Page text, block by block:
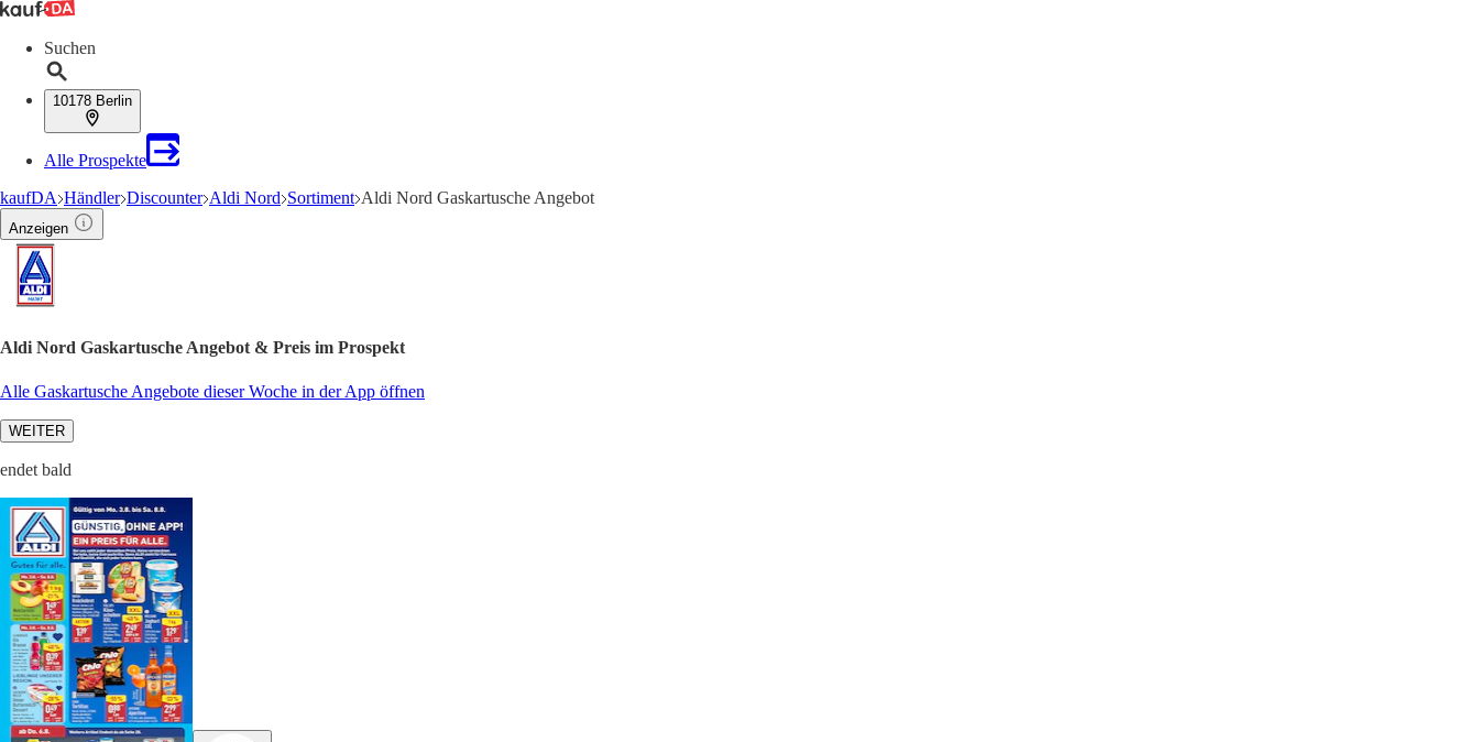
Suchen
10178 Berlin
Alle Prospekte
kaufDA Händler Discounter Aldi Nord Sortiment Aldi Nord Gaskartusche Angebot
Anzeigen
Aldi Nord Gaskartusche Angebot & Preis im Prospekt
Alle Gaskartusche Angebote dieser Woche in der App öffnen
WEITER
endet bald